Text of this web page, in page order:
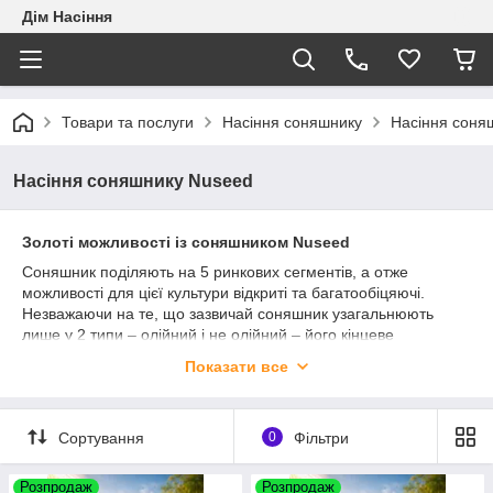
Дім Насіння
Товари та послуги Насіння соняшнику Насіння
Насіння соняшнику Nuseed
Золоті можливості із соняшником Nuseed
Соняшник поділяють на 5 ринкових сегментів, а отже
можливості для цієї культури відкриті та багатообіцяючі.
Незважаючи на те, що зазвичай соняшник узагальнюють
лише у 2 типи – олійний і не олійний – його кінцеве
контрактного виробництва та пристосованості соняшнику до
різноманітних кліматичних умов, незалежно від того,
вирощуєте ви cоняшник на олію, пташиний корм, очищене
зерно чи кондитерський напрямок, у Nuseed є гібрид, який
Показати все
Сортування 0 Фільтри
Розпродаж Розпродаж